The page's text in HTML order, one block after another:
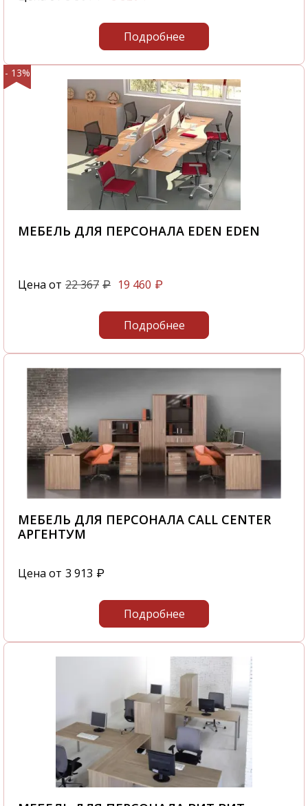
Подробнее
- 13%
МЕБЕЛЬ ДЛЯ ПЕРСОНАЛА EDEN EDEN
Цена от 22 367 ₽ 19 460 ₽
Подробнее
МЕБЕЛЬ ДЛЯ ПЕРСОНАЛА CALL CENTER
АРГЕНТУМ
Цена от 3 913 ₽
Подробнее